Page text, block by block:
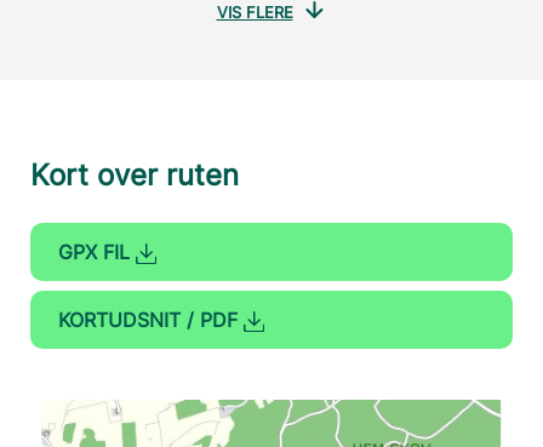
VIS FLERE
Kort over ruten
GPX FIL
KORTUDSNIT / PDF